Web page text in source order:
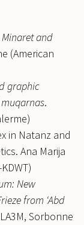
and
(American
graphic
.
in Natanz and
Ana Marija
New
from ‘Abd
Sorbonne